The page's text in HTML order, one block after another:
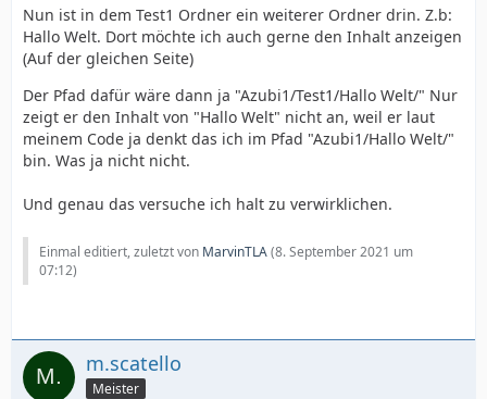
Nun ist in dem Test1 Ordner ein weiterer Ordner drin. Z.b:
Hallo Welt. Dort möchte ich auch gerne den Inhalt anzeigen
(Auf der gleichen Seite)
Der Pfad dafür wäre dann ja "Azubi1/Test1/Hallo Welt/" Nur
zeigt er den Inhalt von "Hallo Welt" nicht an, weil er laut
meinem Code ja denkt das ich im Pfad "Azubi1/Hallo Welt/"
bin. Was ja nicht nicht.
Und genau das versuche ich halt zu verwirklichen.
Einmal editiert, zuletzt von MarvinTLA(8. September 2021 um
07:12)
m.scatello
Meister